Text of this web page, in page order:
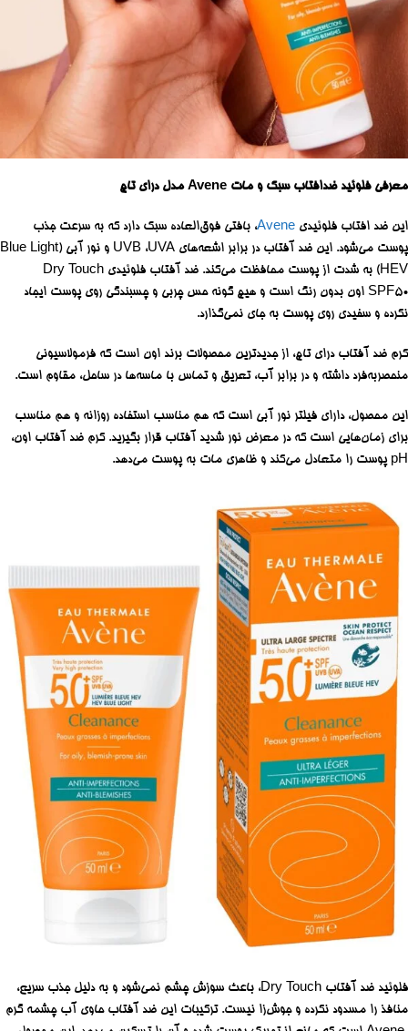
معرفی فلوئید ضدافتاب سبک و مات مدل درای تاچ
این ضد افتاب فلوئیدی Avene، بافتی فوق‌العاده سبک دارد که به سرعت جذب
پوست می‌شود. این ضد آفتاب در برابر اشعه‌های UVB ،UVA و نور آبی (Blue Light
HEV) به شدت از پوست محافظت می‌کند. ضد آفتاب فلوئیدی Dry Touch
SPF50 اون بدون رنگ است و هیچ گونه حس چربی و چسبندگی روی پوست ایجاد
نکرده و سفیدی روی پوست به جای نمی‌گذارد.
کرم ضد آفتاب درای تاچ، از جدیدترین محصولات برند اون است که فرمولاسیونی
منحصربه‌فرد داشته و در برابر آب، تعریق و تماس با ماسه‌ها در ساحل، مقاوم است.
این محصول، دارای فیلتر نور آبی است که هم مناسب استفاده روزانه و هم مناسب
برای زمان‌هایی است که در معرض نور شدید آفتاب قرار بگیرید. کرم ضد آفتاب اون،
pH پوست را متعادل می‌کند و ظاهری مات به پوست می‌دهد.
فلوئید ضد آفتاب Dry Touch، باعث سوزش چشم نمی‌شود و به دلیل جذب سریع،
منافذ را مسدود نکرده و جوش‌زا نیست. ترکیبات این ضد آفتاب حاوی آب چشمه گرم